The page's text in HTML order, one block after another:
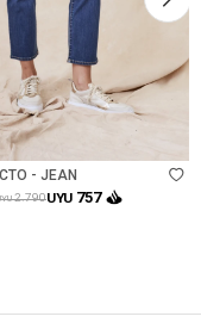
- JEAN
2.790UYU 757